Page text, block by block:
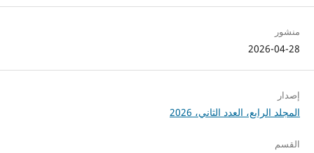
منشور
2026-04-28
إصدار
المجلد الرابع، العدد الثاني، 2026
القسم